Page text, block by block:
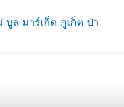
บูล มาร์เก็ต ภูเก็ต ป่า